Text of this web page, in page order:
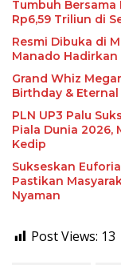
Tumbuh
Rp6,59 Triliun di
Resmi Dibuka di
Manado
Grand Whiz
Birthday &
PLN UP3 Palu
Piala Dunia 2026,
Kedip
Sukseskan
Pastikan
Nyaman
Post Views: 13